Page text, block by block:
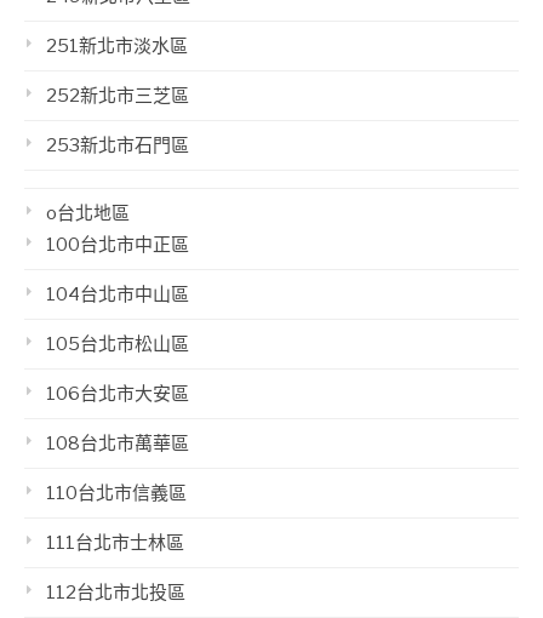
251新北市淡水區
252新北市三芝區
253新北市石門區
o台北地區
100台北市中正區
104台北市中山區
105台北市松山區
106台北市大安區
108台北市萬華區
110台北市信義區
111台北市士林區
112台北市北投區